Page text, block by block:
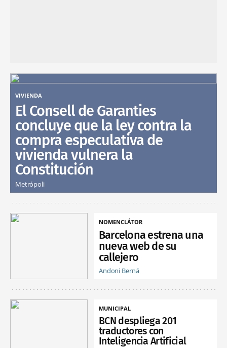
VIVIENDA
El Consell de Garanties
concluye que la ley contra la
compra especulativa de
vivienda vulnera la
Constitución
Metrópoli
NOMENCLÁTOR
Barcelona estrena una
nueva web de su
callejero
Andoni Berná
MUNICIPAL
BCN despliega 201
traductores con
Inteligencia Artificial